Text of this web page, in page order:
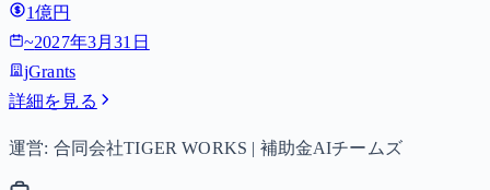
1億円
~2027年3月31日
jGrants
詳細を見る
運営: 合同会社TIGER WORKS | 補助金AIチームズ